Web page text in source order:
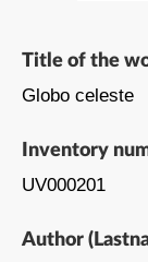
Title of the
Globo celeste
Inventory
UV000201
Author